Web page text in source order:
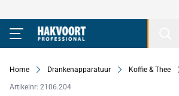
Ga naar de inhoud
Home Drankenapparatuur Koffie & Thee
Artikelnr: 2106.204